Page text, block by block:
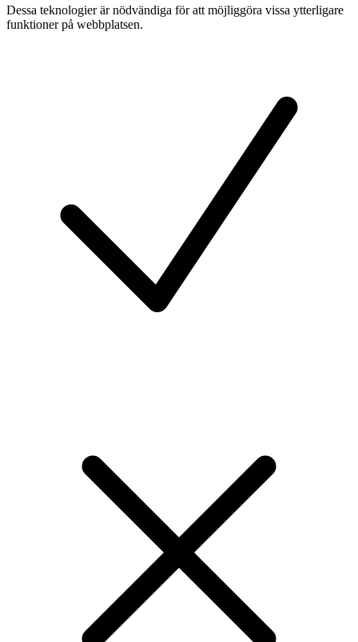
Dessa teknologier är nödvändiga för att möjliggöra vissa ytterligare
funktioner på webbplatsen.